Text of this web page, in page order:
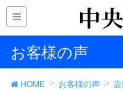
お客様の声
HOME お客様の声